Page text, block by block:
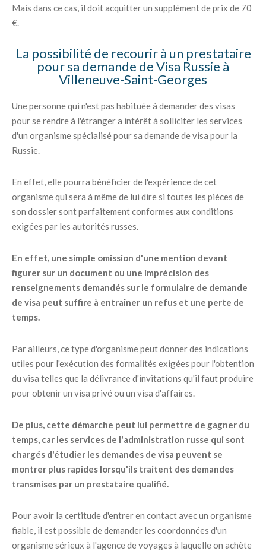
Mais dans ce cas, il doit acquitter un supplément de prix de 70
€.
La possibilité de recourir à un prestataire
pour sa demande de Visa Russie à
Villeneuve-Saint-Georges
Une personne qui n'est pas habituée à demander des visas
pour se rendre à l'étranger a intérêt à solliciter les services
d'un organisme spécialisé pour sa demande de visa pour la
Russie.
En effet, elle pourra bénéficier de l'expérience de cet
organisme qui sera à même de lui dire si toutes les pièces de
son dossier sont parfaitement conformes aux conditions
exigées par les autorités russes.
En effet, une simple omission d'une mention devant
figurer sur un document ou une imprécision des
renseignements demandés sur le formulaire de demande
de visa peut suffire à entraîner un refus et une perte de
temps.
Par ailleurs, ce type d'organisme peut donner des indications
utiles pour l'exécution des formalités exigées pour l'obtention
du visa telles que la délivrance d'invitations qu'il faut produire
pour obtenir un visa privé ou un visa d'affaires.
De plus, cette démarche peut lui permettre de gagner du
temps, car les services de l'administration russe qui sont
chargés d'étudier les demandes de visa peuvent se
montrer plus rapides lorsqu'ils traitent des demandes
transmises par un prestataire qualifié.
Pour avoir la certitude d'entrer en contact avec un organisme
fiable, il est possible de demander les coordonnées d'un
organisme sérieux à l'agence de voyages à laquelle on achète